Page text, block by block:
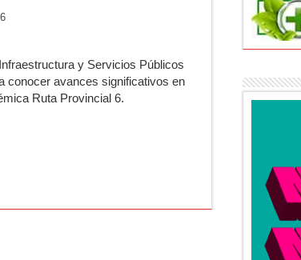
y cuánto durará
al acusado de balear a un policía en Luján
cambiará de golpe en la región
ayuda
a Luján 2026
aumentar los trasplantes de órganos
y Servicios Públicos
conocer avances significativos en
Ruta Provincial 6.